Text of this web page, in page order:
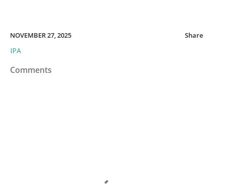
NOVEMBER 27, 2025
IPA
Share
Comments